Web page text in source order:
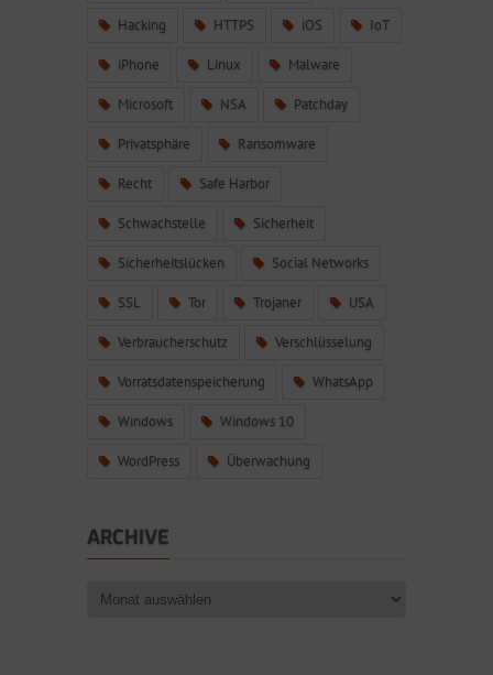
Hacking HTTPS iOS IoT
iPhone Linux Malware
Microsoft NSA Patchday
Privatsphäre Ransomware
Recht Safe Harbor
Schwachstelle Sicherheit
Sicherheitslücken Social Networks
SSL Tor Trojaner USA
Verbraucherschutz Verschlüsselung
Vorratsdatenspeicherung WhatsApp
Windows Windows 10
WordPress Überwachung
ARCHIVE